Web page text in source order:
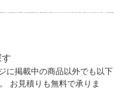
に掲載中の商品以外でも以下
お見積りも無料で承りま